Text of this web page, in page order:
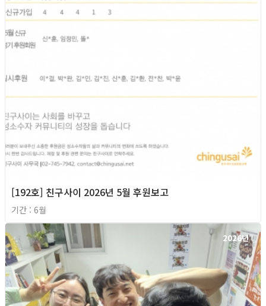
[192호] 친구사이 2026년 5월 후원보고
기간 : 6월
2026년